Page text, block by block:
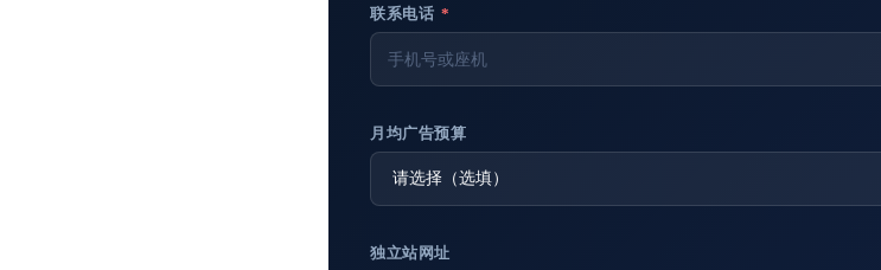
联系电话 *
月均广告预算
独立站网址